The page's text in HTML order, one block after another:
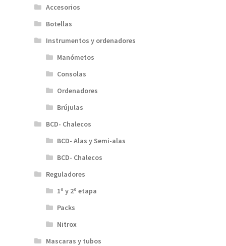
Accesorios
Botellas
Instrumentos y ordenadores
Manómetos
Consolas
Ordenadores
Brújulas
BCD- Chalecos
BCD- Alas y Semi-alas
BCD- Chalecos
Reguladores
1º y 2º etapa
Packs
Nitrox
Mascaras y tubos